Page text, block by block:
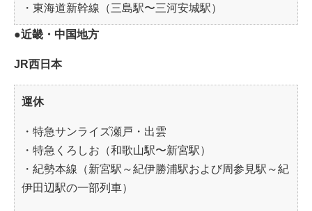
・東海道新幹線（三島駅〜三河安城駅）
●近畿・中国地方
JR西日本
運休
・特急サンライズ瀬戸・出雲
・特急くろしお（和歌山駅〜新宮駅）
・紀勢本線（新宮駅～紀伊勝浦駅および周参見駅～紀
伊田辺駅の一部列車）